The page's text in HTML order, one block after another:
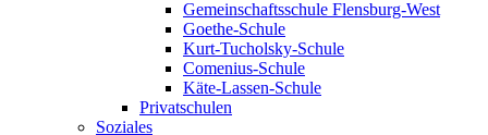
Gemeinschaftsschule Flensburg-West
Goethe-Schule
Kurt-Tucholsky-Schule
Comenius-Schule
Käte-Lassen-Schule
Privatschulen
Soziales